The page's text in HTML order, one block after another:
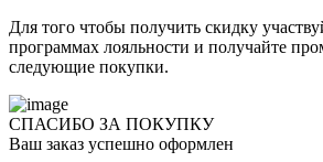
Для того чтобы получить скидку
программах лояльности и получайте
следующие покупки.
СПАСИБО ЗА ПОКУПКУ
Ваш заказ успешно оформлен